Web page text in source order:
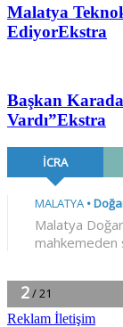
Malatya
EdiyorEkstra
Başkan
Vardı”Ekstra
Reklam İletişim